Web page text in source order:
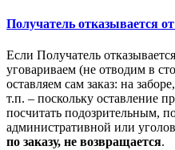
Получатель отказывается
Если Получатель
уговариваем (не отводим в
оставляем сам заказ: на
т.п. – поскольку оставление
посчитать подозрительным,
административной или
по заказу, не возвращается.